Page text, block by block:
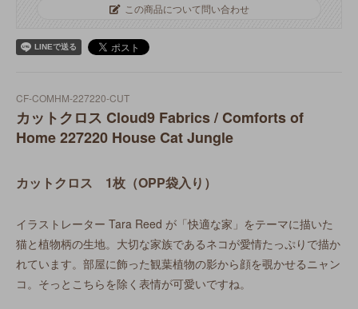
この商品について問い合わせ
CF-COMHM-227220-CUT
カットクロス Cloud9 Fabrics / Comforts of
Home 227220 House Cat Jungle
カットクロス 1枚（OPP袋入り）
イラストレーター Tara Reed が「快適な家」をテーマに描いた
猫と植物柄の生地。大切な家族であるネコが愛情たっぷりで描か
れています。部屋に飾った観葉植物の影から顔を覗かせるニャン
コ。そっとこちらを除く表情が可愛いですね。